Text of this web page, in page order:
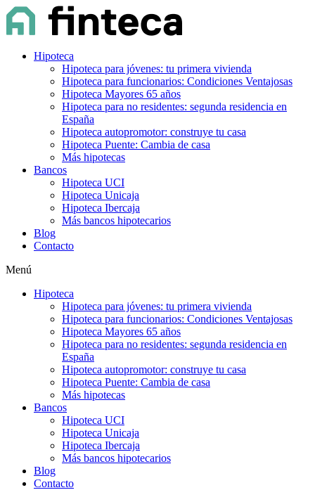
Hipoteca
Hipoteca para jóvenes: tu primera vivienda
Hipoteca para funcionarios: Condiciones Ventajosas
Hipoteca Mayores 65 años
Hipoteca para no residentes: segunda residencia en
España
Hipoteca autopromotor: construye tu casa
Hipoteca Puente: Cambia de casa
Más hipotecas
Bancos
Hipoteca UCI
Hipoteca Unicaja
Hipoteca Ibercaja
Más bancos hipotecarios
Blog
Contacto
Menú
Hipoteca
Hipoteca para jóvenes: tu primera vivienda
Hipoteca para funcionarios: Condiciones Ventajosas
Hipoteca Mayores 65 años
Hipoteca para no residentes: segunda residencia en
España
Hipoteca autopromotor: construye tu casa
Hipoteca Puente: Cambia de casa
Más hipotecas
Bancos
Hipoteca UCI
Hipoteca Unicaja
Hipoteca Ibercaja
Más bancos hipotecarios
Blog
Contacto